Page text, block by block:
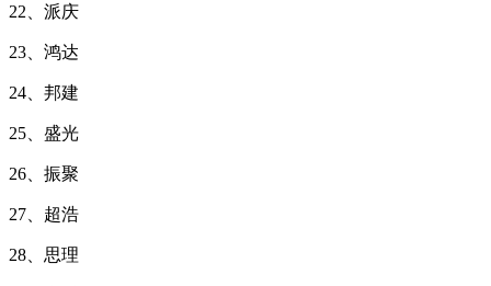
22、派庆
23、鸿达
24、邦建
25、盛光
26、振聚
27、超浩
28、思理